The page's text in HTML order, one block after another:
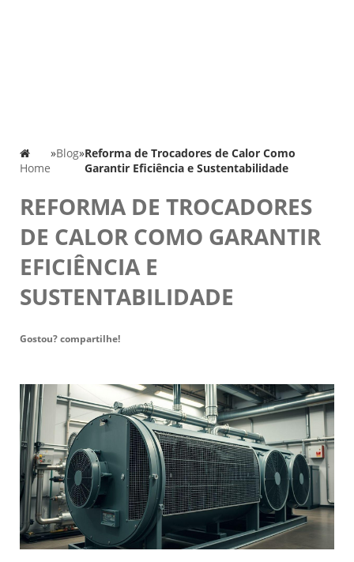
Home
»Blog»Reforma de Trocadores de Calor Como
Garantir Eficiência e Sustentabilidade
REFORMA DE TROCADORES
DE CALOR COMO GARANTIR
EFICIÊNCIA E
SUSTENTABILIDADE
Gostou? compartilhe!